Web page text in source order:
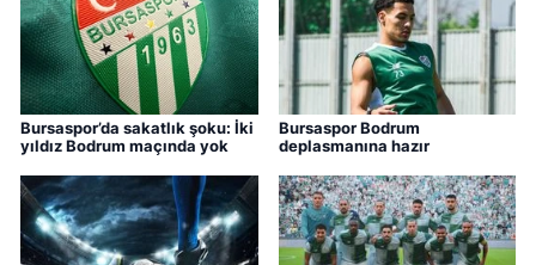
Bursaspor’da sakatlık şoku: İki
yıldız Bodrum maçında yok
Bursaspor Bodrum
deplasmanına hazır